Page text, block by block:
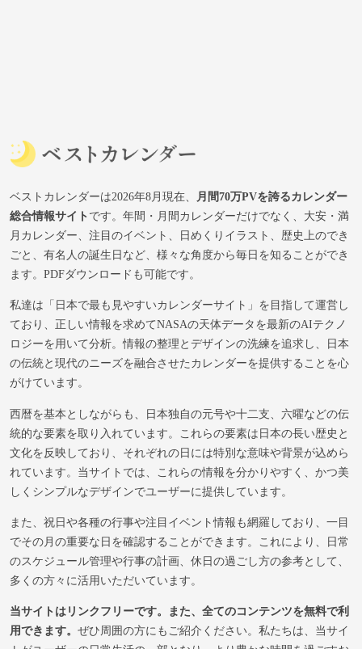
ベストカレンダーは2026年8月現在、
月間70万PVを誇るカレンダー
総合情報サイトです。年間・月間カレンダーだけでなく、大安・満
月カレンダー、注目のイベント、日めくりイラスト、歴史上のでき
ごと、有名人の誕生日など、様々な角度から毎日を知ることができ
ます。PDFダウンロードも可能です。
私達は「日本で最も見やすいカレンダーサイト」を目指して運営し
ており、正しい情報を求めてNASAの天体データを最新のAIテクノ
ロジーを用いて分析。情報の整理とデザインの洗練を追求し、日本
の伝統と現代のニーズを融合させたカレンダーを提供することを心
がけています。
西暦を基本としながらも、日本独自の元号や十二支、六曜などの伝
統的な要素を取り入れています。これらの要素は日本の長い歴史と
文化を反映しており、それぞれの日には特別な意味や背景が込めら
れています。当サイトでは、これらの情報を分かりやすく、かつ美
しくシンプルなデザインでユーザーに提供しています。
また、祝日や各種の行事や注目イベント情報も網羅しており、一目
でその月の重要な日を確認することができます。これにより、日常
のスケジュール管理や行事の計画、休日の過ごし方の参考として、
多くの方々に活用いただいています。
当サイトはリンクフリーです。また、全てのコンテンツを無料で利
用できます。 ぜひ周囲の方にもご紹介ください。私たちは、当サイ